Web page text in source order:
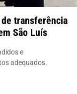
transferência
São Luís
e
adequados.